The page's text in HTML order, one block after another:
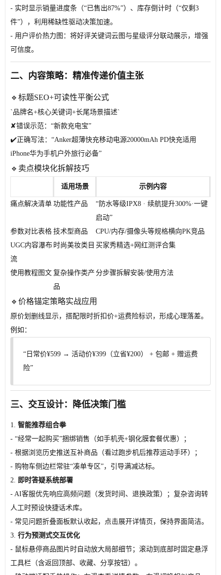
- 实时显示销量进度条（“已售出87%”）、库存倒计时（“仅剩3
件”），利用稀缺性驱动决策加速。
- 用户评价热力图：将好评关键词云图与星级评分联动展示，增强
可信度。
二、内容策略：精准传递价值主张
🔹标题SEO+可读性平衡公式
`品牌名+核心关键词+长尾场景描述`
✘错误示范：“新款充电宝”
✔️正确写法：“Anker超薄快充移动电源20000mAh PD快充适用
iPhone华为手机户外旅行必备”
🔹卖点模块化拆解技巧
适用场景 示例内容
痛点解决清单 功能性产品
“防水等级IPX8 · 续航提升300%·一键
启动”
参数对比表格 技术型商品
CPU/内存/摄像头等规格横向PK竞品
UGC内容瀑布
流
时尚美妆类目 买家秀精选+网红测评合集
使用教程图文 复杂操作类产
品
分步骤拆解安装/使用方法
🔹价格锚定策略实战应用
原价划删线显示，搭配限时折扣价+运费险标识，形成心理落差。
例如：
“日常价¥599 → 活动价¥399（立省¥200） + 包邮 + 赠运费
险”
三、交互设计：降低决策门槛
1. 智能推荐组合拳
- “经常一起购买”捆绑销售（如手机壳+钢化膜套餐优惠）；
- 根据浏览历史推送互补商品（看过跑步机后推荐运动手环）；
- 购物车侧边栏常驻“凑单专区”，引导满减达标。
2. 即时答疑系统部署
- AI客服优先响应高频问题（发货时间、退换政策）；复杂咨询转
人工时预设快捷话术库。
- 常见问题折叠面板默认收起，点击展开详情页，保持界面简洁。
3. 行为预测式交互优化
- 鼠标悬停商品图片时自动放大局部细节；滚动到底部时固定悬浮
工具栏（含返回顶部、收藏、分享按钮）。